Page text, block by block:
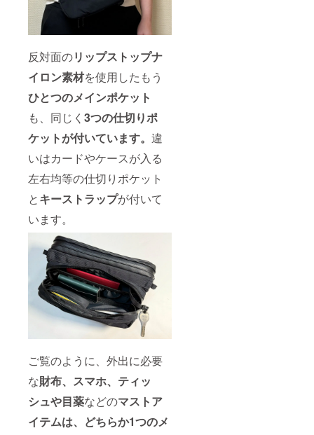
反対面のリップストップナ
イロン素材を使用したもう
ひとつのメインポケット
も、同じく 3つの仕切りポ
ケットが付いています。 違
いはカードやケースが入る
左右均等の仕切りポケット
とキーストラップが付いて
います。
ご覧のように、外出に必要
な財布、スマホ、ティッ
シュや目薬などのマストア
イテムは、どちらか1つのメ